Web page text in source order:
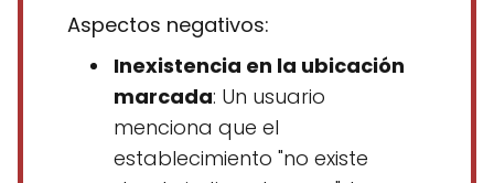
Aspectos negativos:
Inexistencia en la ubicación
marcada: Un usuario
menciona que el
establecimiento "no existe